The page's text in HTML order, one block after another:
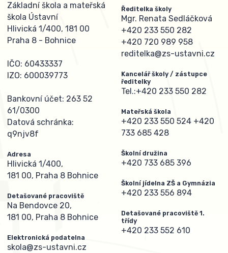
Základní škola a mateřská
škola Ústavní
Hlivická 1/400, 181 00
Praha 8 - Bohnice
IČO: 60433337
IZO: 600039773
Bankovní účet: 263 52
61/0300
Datová schránka:
q9njv8f
Adresa
Hlivická 1/400,
181 00, Praha 8 Bohnice
Detašované pracoviště
Na Bendovce 20,
181 00, Praha 8 Bohnice
Elektronická podatelna
skola@zs-ustavni.cz
Ředitelka školy
Mgr. Renata Sedláčková
+420 233 550 282
+420 720 989 958
reditelka@zs-ustavni.cz
Kancelář školy / zástupce
ředitelky
Tel.:+420 233 550 282
Mateřská škola
+420 233 550 524 +420
733 685 428
Školní družina
+420 733 685 396
Školní jídelna ZŠ a Gymnázia
+420 233 556 894
Detašované pracoviště 1.
třídy
+420 233 552 610